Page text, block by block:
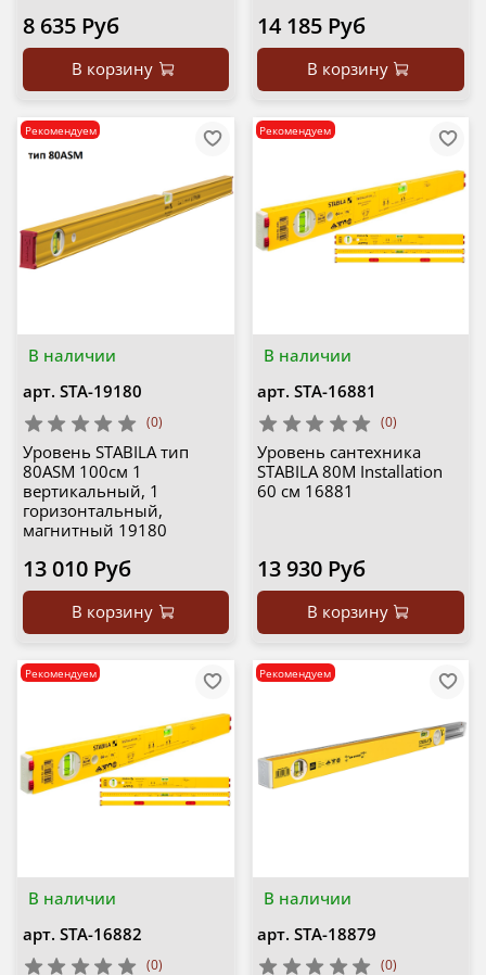
8 635 Руб
В корзину
14 185 Руб
В корзину
В наличии
Рекомендуем
арт. STA-19180
(0)
Уровень STABILA тип
80АSM 100см 1
вертикальный, 1
горизонтальный,
магнитный 19180
13 010 Руб
В корзину
В наличии
Рекомендуем
арт. STA-16881
(0)
Уровень сантехника
STABILA 80M Installation
60 см 16881
13 930 Руб
В корзину
В наличии
Рекомендуем
арт. STA-16882
(0)
В наличии
Рекомендуем
арт. STA-18879
(0)